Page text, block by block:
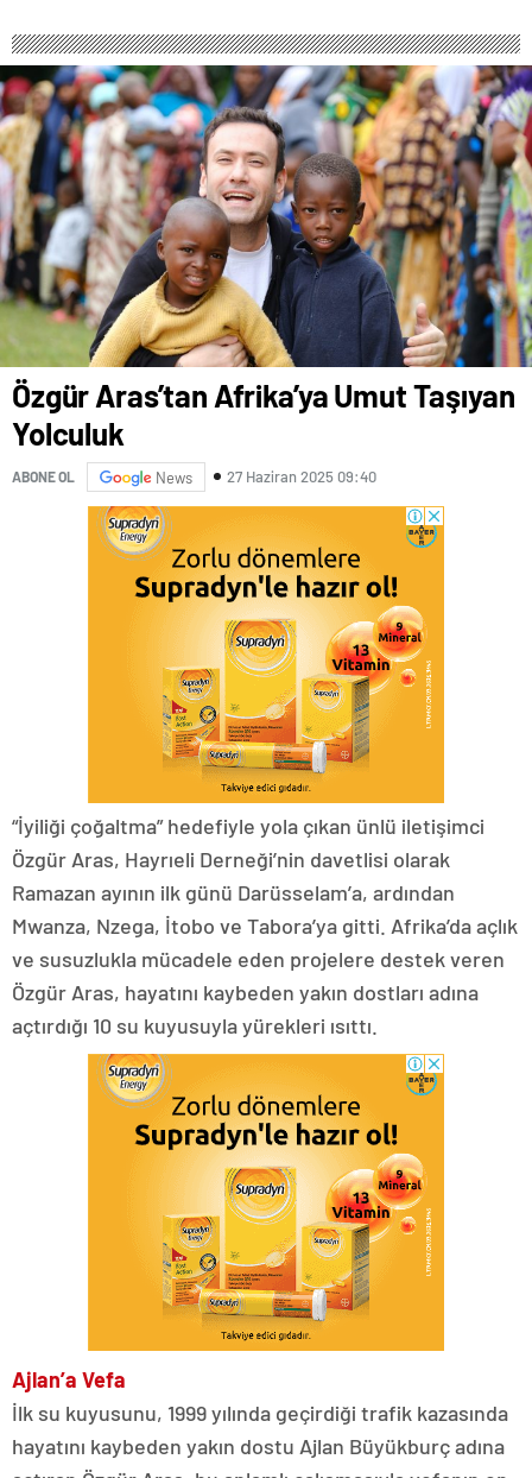
Özgür Aras’tan Afrika’ya Umut Taşıyan
Yolculuk
ABONE OL News 27 Haziran 2025 09:40
“İyiliği çoğaltma” hedefiyle yola çıkan ünlü iletişimci
Özgür Aras, Hayrıeli Derneği’nin davetlisi olarak
Ramazan ayının ilk günü Darüsselam’a, ardından
Mwanza, Nzega, İtobo ve Tabora’ya gitti. Afrika’da açlık
ve susuzlukla mücadele eden projelere destek veren
Özgür Aras, hayatını kaybeden yakın dostları adına
açtırdığı 10 su kuyusuyla yürekleri ısıttı.
Ajlan’a Vefa
İlk su kuyusunu, 1999 yılında geçirdiği trafik kazasında
hayatını kaybeden yakın dostu Ajlan Büyükburç adına